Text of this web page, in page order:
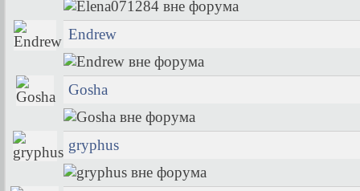
Endrew
Gosha
gryphus